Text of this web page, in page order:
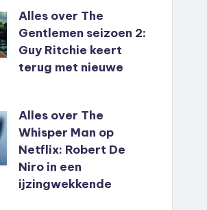
Alles over The
Gentlemen seizoen 2:
Guy Ritchie keert
terug met nieuwe
Alles over The
Whisper Man op
Netflix: Robert De
Niro in een
ijzingwekkende